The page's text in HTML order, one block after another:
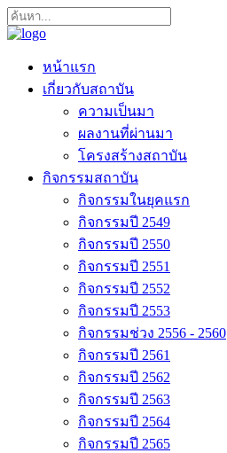
หน้าแรก
เกี่ยวกับสถาบัน
ความเป็นมา
ผลงานที่ผ่านมา
โครงสร้างสถาบัน
กิจกรรมสถาบัน
กิจกรรมในยุคแรก
กิจกรรมปี 2549
กิจกรรมปี 2550
กิจกรรมปี 2551
กิจกรรมปี 2552
กิจกรรมปี 2553
กิจกรรมช่วง 2556 - 2560
กิจกรรมปี 2561
กิจกรรมปี 2562
กิจกรรมปี 2563
กิจกรรมปี 2564
กิจกรรมปี 2565